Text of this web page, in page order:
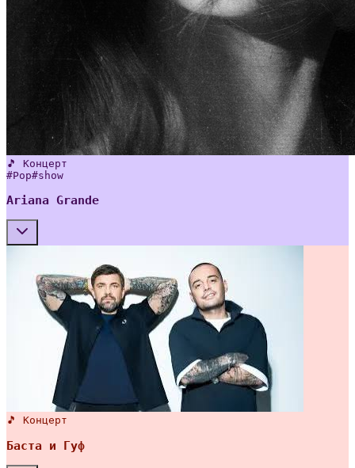
🎵 Концерт
#Pop#show
Ariana Grande
🎵 Концерт
Баста и Гуф